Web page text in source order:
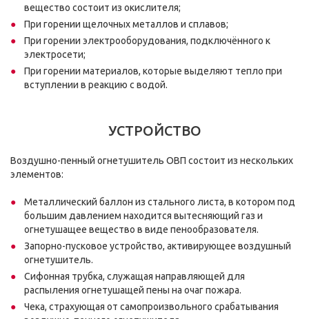
вещество состоит из окислителя;
При горении щелочных металлов и сплавов;
При горении электрооборудования, подключённого к
электросети;
При горении материалов, которые выделяют тепло при
вступлении в реакцию с водой.
УСТРОЙСТВО
Воздушно-пенный огнетушитель ОВП состоит из нескольких
элементов:
Металлический баллон из стального листа, в котором под
большим давлением находится вытесняющий газ и
огнетушащее вещество в виде пенообразователя.
Запорно-пусковое устройство, активирующее воздушный
огнетушитель.
Сифонная трубка, служащая направляющей для
распыления огнетушащей пены на очаг пожара.
Чека, страхующая от самопроизвольного срабатывания